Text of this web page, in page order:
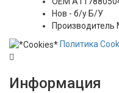
Нов - б/у Б/У
Производитель
Политика
Информация